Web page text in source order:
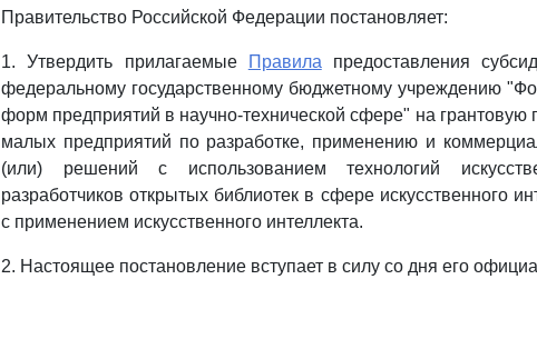
Правительство Российской Федерации постановляет:
1. Утвердить прилагаемые Правила предоставления
федеральному государственному бюджетному учреждению
форм предприятий в научно-технической сфере" на грантовую
малых предприятий по разработке, применению и
(или) решений с использованием технологий
разработчиков открытых библиотек в сфере искусственного
с применением искусственного интеллекта.
2. Настоящее постановление вступает в силу со дня его